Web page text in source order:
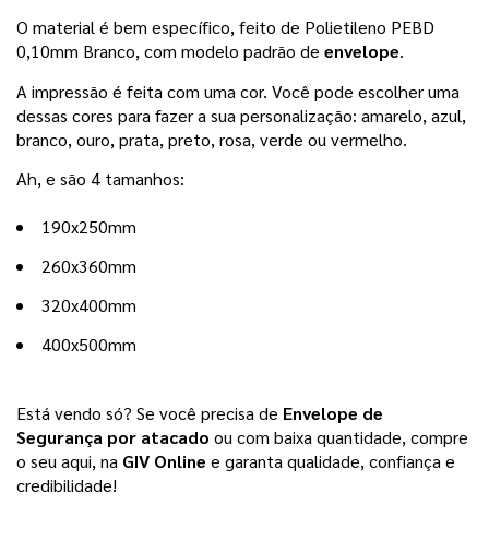
O material é bem específico, feito de Polietileno PEBD
0,10mm Branco, com modelo padrão de envelope.
A impressão é feita com uma cor. Você pode escolher uma
dessas cores para fazer a sua personalização: amarelo, azul,
branco, ouro, prata, preto, rosa, verde ou vermelho.
Ah, e são 4 tamanhos:
190x250mm
260x360mm
320x400mm
400x500mm
Está vendo só? Se você precisa de Envelope de
Segurança por atacado ou com baixa quantidade, compre
o seu aqui, na GIV Online e garanta qualidade, confiança e
credibilidade!